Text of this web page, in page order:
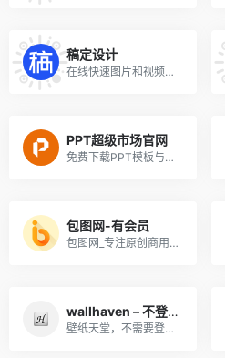
稿定设计
在线快速图片和视频编辑,不会PS也能搞定设计。海报、简历、PPT、公众号配图、电商等海量模板快速出图。三秒抠图实用便捷,抖音快手热门视频轻松搞定。海量正版授权资源,商用无忧。
PPT超级市场官网
免费下载PPT模板与PPT作品，提供免费的PPT代做服务，提供一站式PPT(模板、定制、工具、教程)服务，有了它，一切制作PPT的烦恼都将成为过去！
包图网-有会员
包图网_专注原创商用设计图片下载，会员免费设计素材模板独家图库
wallhaven – 不登录下载壁纸
壁纸天堂，不需要登陆就可下载大量壁纸，而且有纯洁度选项。